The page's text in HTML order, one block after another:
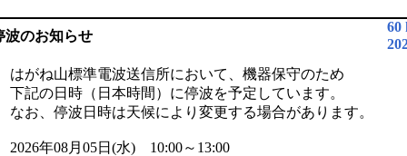
波のお知らせ
60
はがね山標準電波送信所において、機器保守のため
下記の日時（日本時間）に停波を予定しています。
なお、停波日時は天候により変更する場合があります。
2026年08月05日(水) 10:00～13:00